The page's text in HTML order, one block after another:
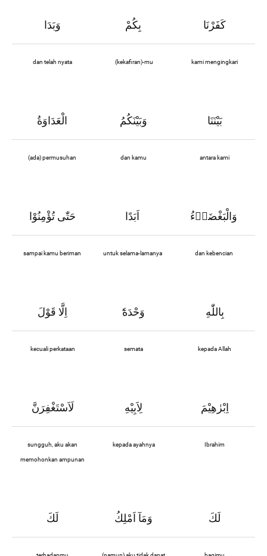
وَبَدَا بِكُمْ كَفَرْنَا
dan telah nyata (kekafiran)-mu kami mengingkari
الْعَدَاوَةُ وَبَيْنَكُمُ بَيْنَنَا
(ada) permusuhan dan kamu antara kami
حَتّٰى تُؤْمِنُوْا اَبَدًا وَالْبَغْضَاۤءُ
sampai kamu beriman untuk selama-lamanya dan kebencian
اِلَّا قَوْلَ وَحْدَهٗٓ بِاللّٰهِ
kecuali perkataan semata kepada Allah
لَاَسْتَغْفِرَنَّ لِاَبِيْهِ اِبْرٰهِيْمَ
sungguh, aku akan
memohonkan ampunan
kepada ayahnya Ibrahim
لَكَ وَمَآ اَمْلِكُ لَكَ